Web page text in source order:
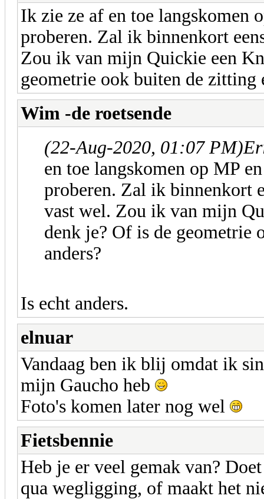
Ik zie ze af en toe langskomen
proberen. Zal ik binnenkort
Zou ik van mijn Quickie een
geometrie ook buiten de zitting
Wim -de roetsende
(22-Aug-2020, 01:07 PM)
en toe langskomen op MP
proberen. Zal ik binnenkort
vast wel. Zou ik van mijn
denk je? Of is de geometrie
anders?
Is echt anders.
elnuar
Vandaag ben ik blij omdat ik
mijn Gaucho heb
Foto's komen later nog wel
Fietsbennie
Heb je er veel gemak van?
qua wegligging, of maakt het